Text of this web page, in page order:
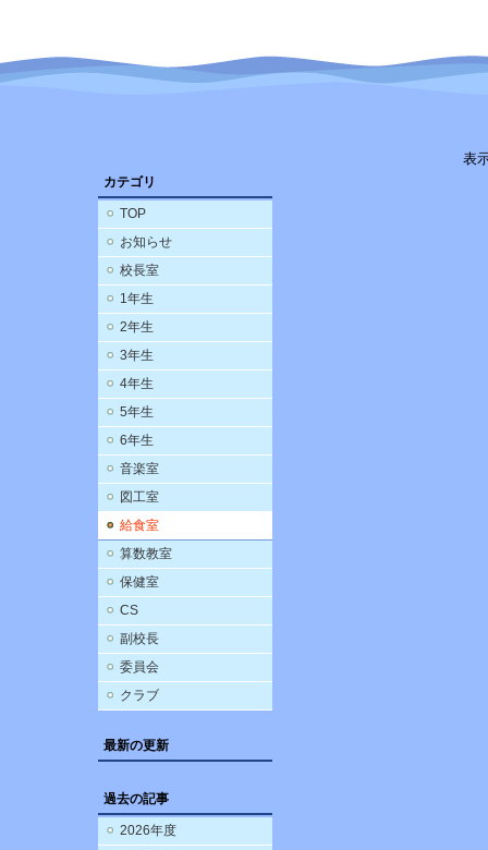
カテゴリ
TOP
お知らせ
校長室
1年生
2年生
3年生
4年生
5年生
6年生
音楽室
図工室
給食室
算数教室
保健室
CS
副校長
委員会
クラブ
最新の更新
過去の記事
2026年度
表